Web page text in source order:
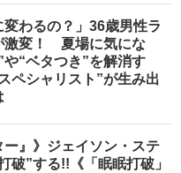
変わるの？」36歳男性ラ
激変！ 夏場に気にな
や“ベタつき”を解消す
ペシャリスト”が生み出
ー』》ジェイソン・ステ
破”する!!《「眠眠打破」